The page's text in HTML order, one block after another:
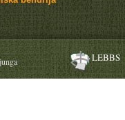
LEBBS